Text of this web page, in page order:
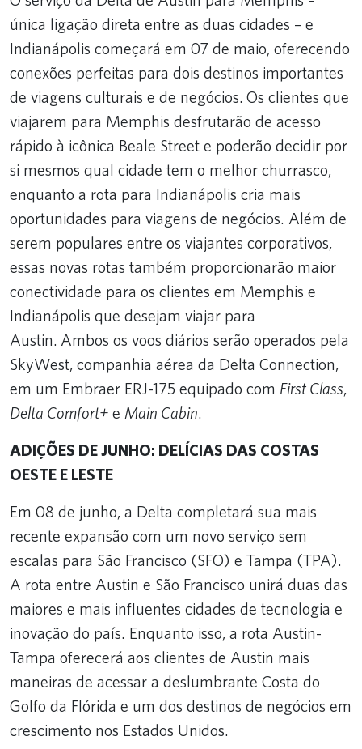
única ligação direta entre as duas cidades – e
Indianápolis começará em 07 de maio, oferecendo
conexões perfeitas para dois destinos importantes
de viagens culturais e de negócios. Os clientes que
viajarem para Memphis desfrutarão de acesso
rápido à icônica Beale Street e poderão decidir por
si mesmos qual cidade tem o melhor churrasco,
enquanto a rota para Indianápolis cria mais
oportunidades para viagens de negócios. Além de
serem populares entre os viajantes corporativos,
essas novas rotas também proporcionarão maior
conectividade para os clientes em Memphis e
Indianápolis que desejam viajar para
Austin. Ambos os voos diários serão operados pela
SkyWest, companhia aérea da Delta Connection,
em um Embraer ERJ-175 equipado com First Class,
Delta Comfort+ e Main Cabin.
ADIÇÕES DE JUNHO: DELÍCIAS DAS COSTAS
OESTE E LESTE
Em 08 de junho, a Delta completará sua mais
recente expansão com um novo serviço sem
escalas para São Francisco (SFO) e Tampa (TPA).
A rota entre Austin e São Francisco unirá duas das
maiores e mais influentes cidades de tecnologia e
inovação do país. Enquanto isso, a rota Austin-
Tampa oferecerá aos clientes de Austin mais
maneiras de acessar a deslumbrante Costa do
Golfo da Flórida e um dos destinos de negócios em
crescimento nos Estados Unidos.